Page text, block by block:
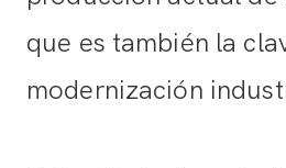
que es también la
modernización